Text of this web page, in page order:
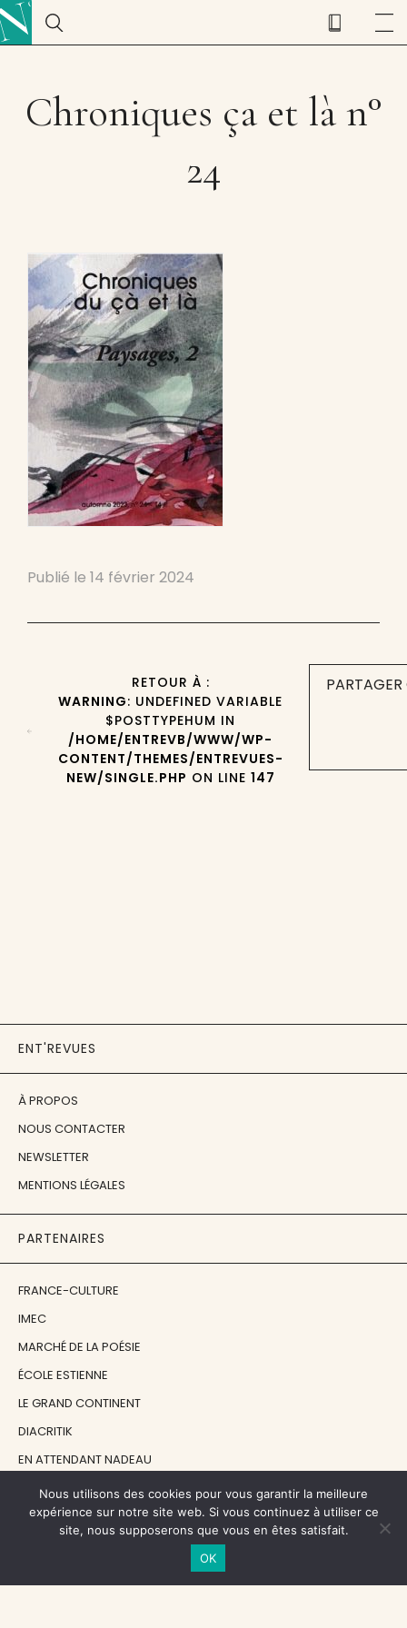
Chroniques ça et là n°
24
Publié le 14 février 2024
RETOUR À :
WARNING: UNDEFINED VARIABLE
$POSTTYPEHUM IN
/HOME/ENTREVB/WWW/WP-
CONTENT/THEMES/ENTREVUES-
NEW/SINGLE.PHP ON LINE 147
ENT'REVUES
À PROPOS
NOUS CONTACTER
NEWSLETTER
MENTIONS LÉGALES
PARTENAIRES
FRANCE-CULTURE
IMEC
MARCHÉ DE LA POÉSIE
ÉCOLE ESTIENNE
LE GRAND CONTINENT
DIACRITIK
EN ATTENDANT NADEAU
NOS SOUTIENS
Nous utilisons des cookies pour vous garantir la meilleure
expérience sur notre site web. Si vous continuez à utiliser ce
site, nous supposerons que vous en êtes satisfait.
OK